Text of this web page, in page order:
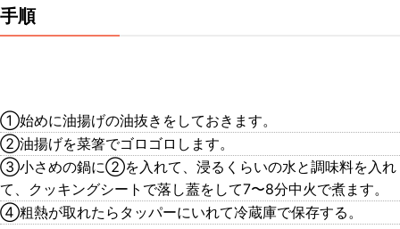
手順
①始めに油揚げの油抜きをしておきます。
②油揚げを菜箸でゴロゴロします。
③小さめの鍋に②を入れて、浸るくらいの水と調味料を入れ
て、クッキングシートで落し蓋をして7〜8分中火で煮ます。
④粗熱が取れたらタッパーにいれて冷蔵庫で保存する。